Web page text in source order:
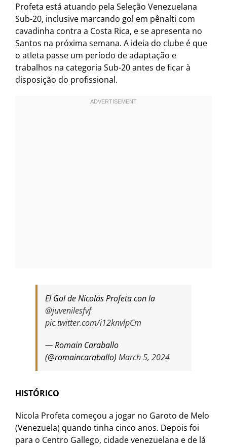
Profeta está atuando pela Seleção Venezuelana
Sub-20, inclusive marcando gol em pênalti com
cavadinha contra a Costa Rica, e se apresenta no
Santos na próxima semana. A ideia do clube é que
o atleta passe um período de adaptação e
trabalhos na categoria Sub-20 antes de ficar à
disposição do profissional.
El Gol de Nicolás Profeta con la
@juvenilesfvf
pic.twitter.com/i12knvlpCm
— Romain Caraballo
(@romaincaraballo) March 5, 2024
HISTÓRICO
Nicola Profeta começou a jogar no Garoto de Melo
(Venezuela) quando tinha cinco anos. Depois foi
para o Centro Gallego, cidade venezuelana e de lá